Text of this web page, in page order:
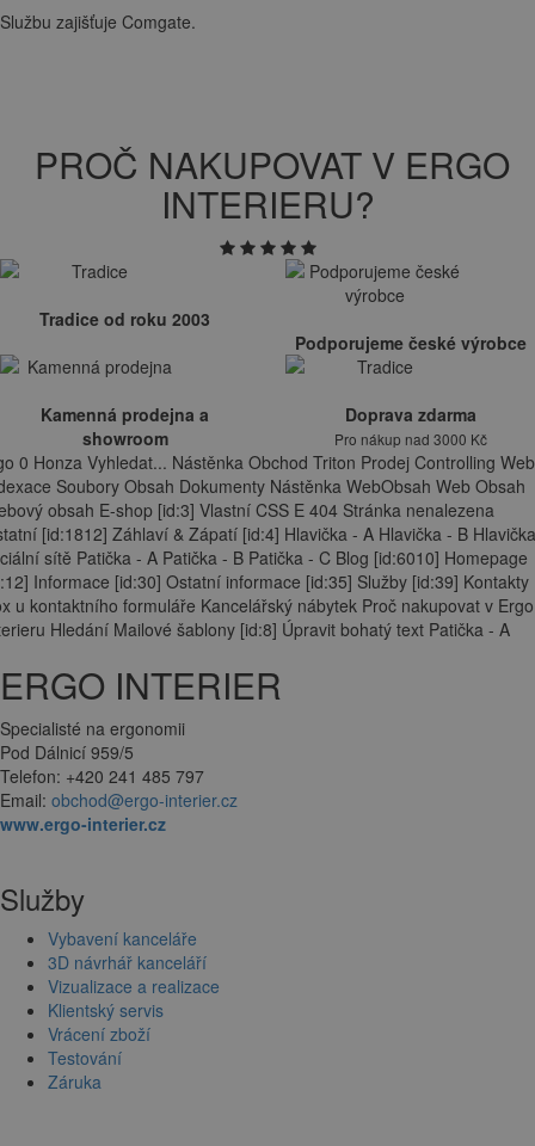
Službu zajišťuje Comgate.
PROČ NAKUPOVAT V ERGO
INTERIERU?
Tradice od roku 2003
Podporujeme české výrobce
Kamenná prodejna a
showroom
Doprava zdarma
Pro nákup nad 3000 Kč
0 Honza Vyhledat... Nástěnka Obchod Triton Prodej Controlling Web
Soubory Obsah Dokumenty Nástěnka WebObsah Web Obsah
obsah E-shop [id:3] Vlastní CSS E 404 Stránka nenalezena
[id:1812] Záhlaví & Zápatí [id:4] Hlavička - A Hlavička - B
sítě Patička - A Patička - B Patička - C Blog [id:6010] Homepage
Informace [id:30] Ostatní informace [id:35] Služby [id:39] Kontakty
u kontaktního formuláře Kancelářský nábytek Proč nakupovat v Ergo
Hledání Mailové šablony [id:8] Úpravit bohatý text Patička - A
ERGO INTERIER
Specialisté na ergonomii
Pod Dálnicí 959/5
Telefon: +420 241 485 797
Email: obchod@ergo-interier.cz
www.ergo-interier.cz
Služby
Vybavení kanceláře
3D návrhář kanceláří
Vizualizace a realizace
Klientský servis
Vrácení zboží
Testování
Záruka